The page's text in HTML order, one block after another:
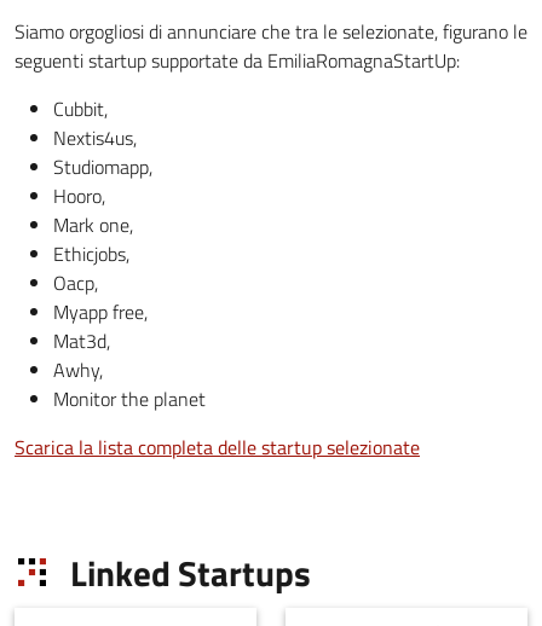
Siamo orgogliosi di annunciare che tra le selezionate, figurano le
seguenti startup supportate da EmiliaRomagnaStartUp:
Cubbit,
Nextis4us,
Studiomapp,
Hooro,
Mark one,
Ethicjobs,
Oacp,
Myapp free,
Mat3d,
Awhy,
Monitor the planet
Scarica la lista completa delle startup selezionate
Linked Startups